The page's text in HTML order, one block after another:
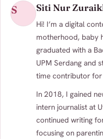
S Siti Nur
Hi! I’m a digital
motherhood, baby
graduated with a
UPM Serdang and
time contributor for
In 2018, I gained
intern journalist at
continued writing
focusing on